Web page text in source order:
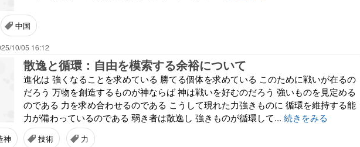
中国
10/05 16:12
散逸と循環：自由を模索する余裕について
進化は 強くなることを求めている 勝てる個体を求めている このために戦いが在るの
だろう 万物を創造するものが神ならば 神は戦いを好むのだろう 強いものを見定める
のである 力を求め合わせるのである こうして現れた力強きものに 循環を維持する能
力が備わっているのである 弱き者は散逸し 強きものが循環して... 続きをみる
神 技術 力